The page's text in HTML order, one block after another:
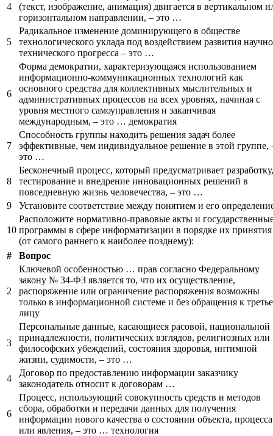
4
(текст, изображение, анимация) двигается в вертикальном
горизонтальном направлении, – это …
5
Радикальное изменение доминирующего в обществе
технологического уклада под воздействием развития
технического прогресса – это …
6
Форма демократии, характеризующаяся использованием
информационно-коммуникационных технологий как
основного средства для коллективных мыслительных и
административных процессов на всех уровнях, начиная с
уровня местного самоуправления и заканчивая
международным, – это … демократия
7
Способность группы находить решения задач более
эффективные, чем индивидуальное решение в этой группе,
это …
8
Бесконечный процесс, который предусматривает разработку,
тестирование и внедрение инновационных решений в
повседневную жизнь человечества, – это …
9
Установите соответствие между понятием и его
10
Расположите нормативно-правовые акты и
программы в сфере информатизации в порядке их принятия
(от самого раннего к наиболее позднему):
#
Вопрос
2
Ключевой особенностью … прав согласно Федеральному
закону № 34-ФЗ является то, что их осуществление,
распоряжение или ограничение распоряжения возможны
только в информационной системе и без обращения к
лицу
3
Персональные данные, касающиеся расовой, национальной
принадлежности, политических взглядов, религиозных или
философских убеждений, состояния здоровья, интимной
жизни, судимости, – это …
4
Договор по предоставлению информации заказчику
законодатель относит к договорам …
6
Процесс, использующий совокупность средств и методов
сбора, обработки и передачи данных для получения
информации нового качества о состоянии объекта, процесса
или явления, – это … технология